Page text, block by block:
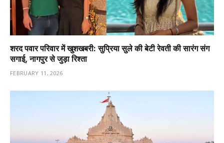
शरद पवार परिवार में खुशखबरी: सुप्रिया सुले की बेटी रेवती की सारंग संग
सगाई, नागपुर से जुड़ा रिश्ता
FEBRUARY 11, 2026